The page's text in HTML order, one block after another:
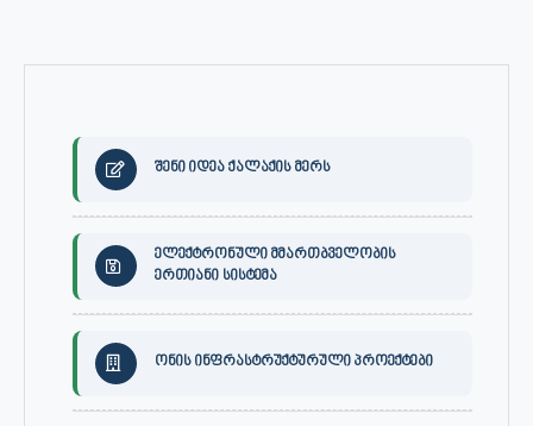
შენი იდეა ქალაქის მერს
ელექტრონული მმართბველობის
ერთიანი სისტემა
ონის ინფრასტრუქტურული პროექტები